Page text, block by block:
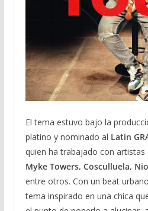
El tema estuvo bajo la
platino y nominado al Latin
quien ha trabajado con artistas
Myke Towers, Cosculluela,
entre otros. Con un beat
tema inspirado en una chica